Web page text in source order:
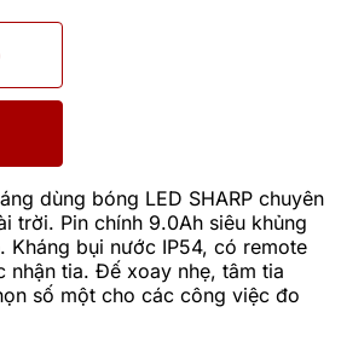
dùng bóng LED SHARP chuyên
trời. Pin chính 9.0Ah siêu khủng
Kháng bụi nước IP54, có remote
nhận tia. Đế xoay nhẹ, tâm tia
số một cho các công việc đo